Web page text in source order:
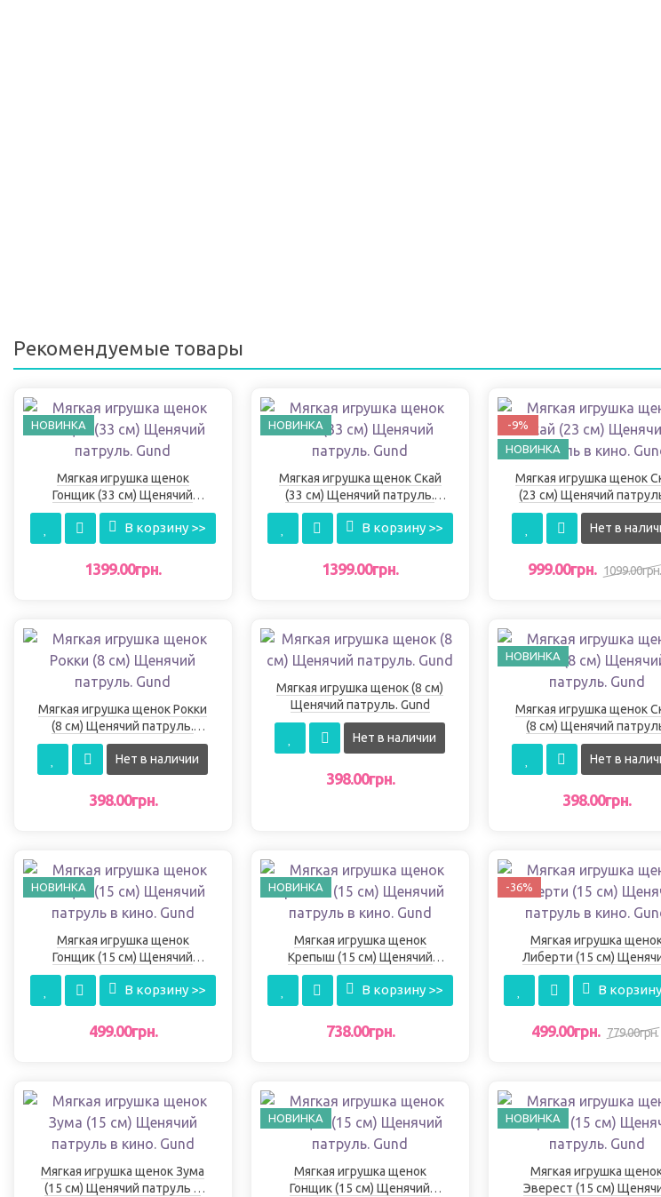
Рекомендуемые товары
НОВИНКА
Мягкая игрушка щенок
Гонщик (33 см) Щенячий
патруль. Gund
В корзину >>
1399.00грн.
НОВИНКА
Мягкая игрушка щенок Скай
(33 см) Щенячий патруль.
Gund
В корзину >>
1399.00грн.
-9%
НОВИНКА
Мягкая игрушка щенок
(23 см) Щенячий
кино. Gund
Нет в
999.00грн. 1099.00грн.
Мягкая игрушка щенок Рокки
(8 см) Щенячий патруль.
Gund
Нет в наличии
398.00грн.
Мягкая игрушка щенок (8 см)
Щенячий патруль. Gund
Нет в наличии
398.00грн.
НОВИНКА
Мягкая игрушка щенок
(8 см) Щенячий
Gund
Нет в
398.00грн.
НОВИНКА
Мягкая игрушка щенок
Гонщик (15 см) Щенячий
патруль в кино. Gund
В корзину >>
499.00грн.
НОВИНКА
Мягкая игрушка щенок
Крепыш (15 см) Щенячий
патруль в кино. Gund
В корзину >>
738.00грн.
-36%
Мягкая игрушка
Либерти (15 см)
патруль в кино. Gund
В
499.00грн. 779.00грн.
Мягкая игрушка щенок Зума
(15 см) Щенячий патруль в
НОВИНКА
Мягкая игрушка щенок
Гонщик (15 см) Щенячий
НОВИНКА
Мягкая игрушка
Эверест (15 см)